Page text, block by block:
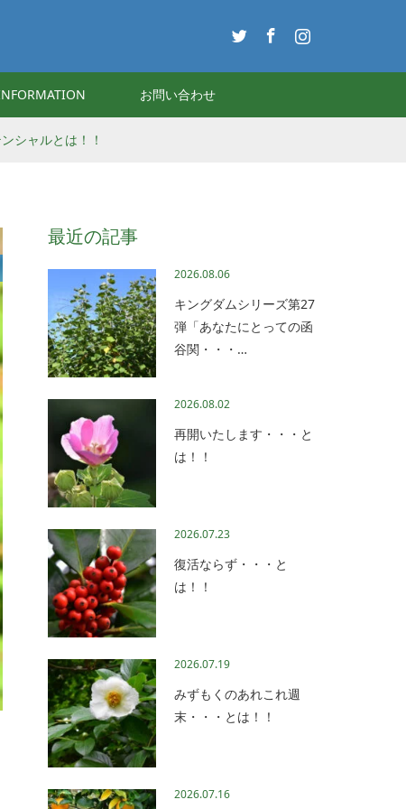
お問い合わせ
シャルとは！！
最近の記事
2026.08.06
キングダムシリーズ第27
弾「あなたにとっての函
谷関・・・…
2026.08.02
再開いたします・・・と
は！！
2026.07.23
復活ならず・・・と
は！！
2026.07.19
みずもくのあれこれ週
末・・・とは！！
2026.07.16